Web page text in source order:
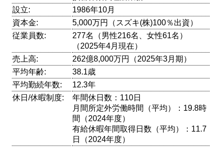
設立:
1986年10月
資本金:
5,000万円（スズキ(株)100％出資）
従業員数:
277名（男性216名、女性61名）
（2025年4月現在）
売上高:
262億8,000万円（2025年3月期）
平均年齢:
38.1歳
平均勤続年数:
12.3年
休日/休暇制度:
年間休日数：110日
月間所定外労働時間（平均）：19.8時
間（2024年度）
有給休暇年間取得日数（平均）：11.7
日（2024年度）